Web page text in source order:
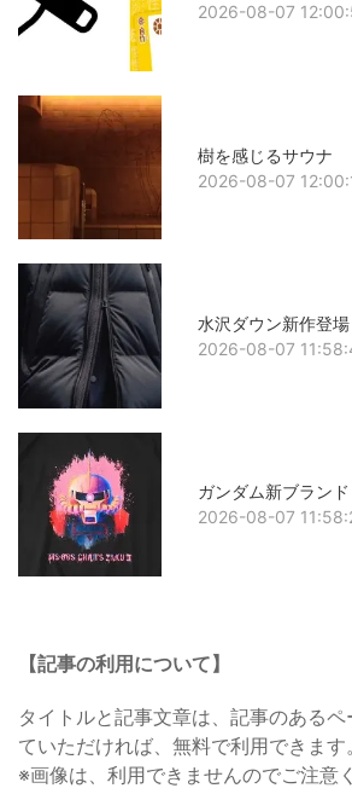
2026-08-07
樹を感じるサウナ
2026-08-07
水沢ダウン新作登場
2026-08-07
ガンダム新ブランド
2026-08-07
【記事の利用について】
タイトルと記事文章は、記事のある
ていただければ、無料で利用できます。
※画像は、利用できませんのでご注意